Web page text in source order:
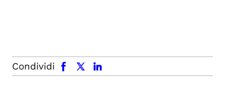
Condividi
facebook x.com linkedin